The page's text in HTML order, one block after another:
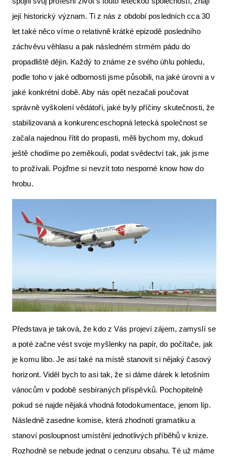
její historický význam. Ti z nás z období posledních cca 30
let také něco víme o relativně krátké epizodě posledního
záchvěvu věhlasu a pak následném strmém pádu do
propadliště dějin. Každý to známe ze svého úhlu pohledu,
podle toho v jaké odbornosti jsme působili, na jaké úrovni a v
jaké konkrétní době. Aby nás opět nezačali poučovat
správně vyškolení vědátoři, jaké byly příčiny skutečnosti, že
stabilizovaná a konkurenceschopná letecká společnost se
začala najednou řítit do propasti, měli bychom my, dokud
ještě chodíme po zeměkouli, podat svědectví tak, jak jsme
to prožívali. Pojďme si nevzít toto nesporné know how do
hrobu.
Představa je taková, že kdo z Vás projeví zájem, zamyslí se
a poté začne vést svoje myšlenky na papír, do počítače, jak
je komu libo. Je asi také na místě stanovit si nějaký časový
horizont. Viděl bych to asi tak, že si dáme dárek k letošním
vánocům v podobě sesbíraných příspěvků. Pochopitelně
pokud se najde nějaká vhodná fotodokumentace, jenom líp.
Následně zasedne komise, která zhodnotí gramatiku a
stanoví posloupnost umístění jednotlivých příběhů v knize.
Rozhodně se nebude jednat o cenzuru obsahu. Té už máme